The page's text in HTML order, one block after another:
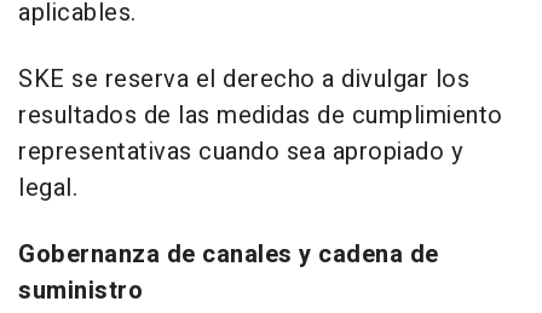
aplicables.
SKE se reserva el derecho a divulgar los
resultados de las medidas de cumplimiento
representativas cuando sea apropiado y
legal.
Gobernanza de canales y cadena de
suministro